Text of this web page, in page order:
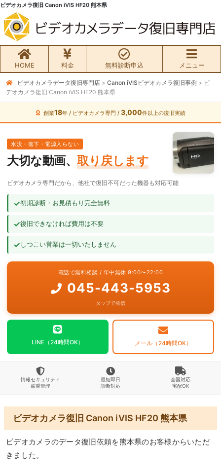
ビデオカメラ復旧 Canon iVIS HF20 熊本県
HOME 料金 無料診断申込 メニュー
無料初期診断お申込み
ビデオカメラ データ復旧HOME
料金・メニュー
サービスの流れ
よくあるご質問
ビデオカメラデータ復旧専門店 > Canon iVISビデオカメラ復旧事例 > ビ
デオカメラ復旧 Canon iVIS HF20 熊本県
創業18年 / ビデオカメラ専門 / 3,000件以上の復旧実績
水没・落下・電源入らない
大切な動画、 取り戻します
ビデオカメラ専門だから、他社で復旧不可だった機器も対応可能
✓初期診断・お見積もり完全無料
✓復旧できなければ費用は不要
✓しつこい営業は一切いたしません
電話で無料相談 / 年中無休 9:00〜22:00
045-443-5953
タップで発信
LINE（24時間OK） メール（24時間OK）
情報セキュリティ
厳重管理
最短即日
診断対応
全国対応
宅配OK
ビデオカメラ復旧 Canon iVIS HF20 熊本県
ビデオカメラのデータ復旧依頼を熊本県のお客様からいただ
きました。